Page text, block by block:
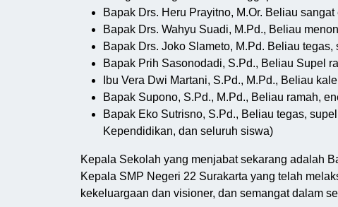
Bapak Drs. Heru Prayitno, M.Or. Beliau
Bapak Drs. Wahyu Suadi, M.Pd., Beliau
Bapak Drs. Joko Slameto, M.Pd. Beliau
Bapak Prih Sasonodadi, S.Pd., Beliau Supel
Ibu Vera Dwi Martani, S.Pd., M.Pd., Beliau
Bapak Supono, S.Pd., M.Pd., Beliau ramah,
Bapak Eko Sutrisno, S.Pd., Beliau tegas,
Kependidikan, dan seluruh siswa)
Kepala Sekolah yang menjabat sekarang adalah
Kepala SMP Negeri 22 Surakarta yang telah
kekeluargaan dan visioner, dan semangat dalam